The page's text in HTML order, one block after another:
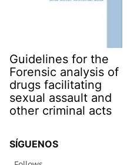
Guidelines for the
Forensic analysis of
drugs facilitating
sexual assault and
other criminal acts
SÍGUENOS